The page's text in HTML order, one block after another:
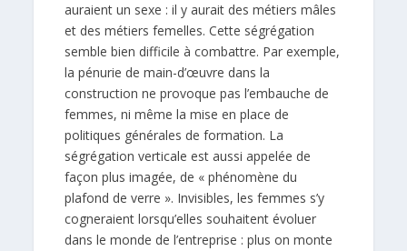
auraient un sexe : il y aurait des métiers mâles
et des métiers femelles. Cette ségrégation
semble bien difficile à combattre. Par exemple,
la pénurie de main-d’œuvre dans la
construction ne provoque pas l’embauche de
femmes, ni même la mise en place de
politiques générales de formation. La
ségrégation verticale est aussi appelée de
façon plus imagée, de « phénomène du
plafond de verre ». Invisibles, les femmes s’y
cogneraient lorsqu’elles souhaitent évoluer
dans le monde de l’entreprise : plus on monte